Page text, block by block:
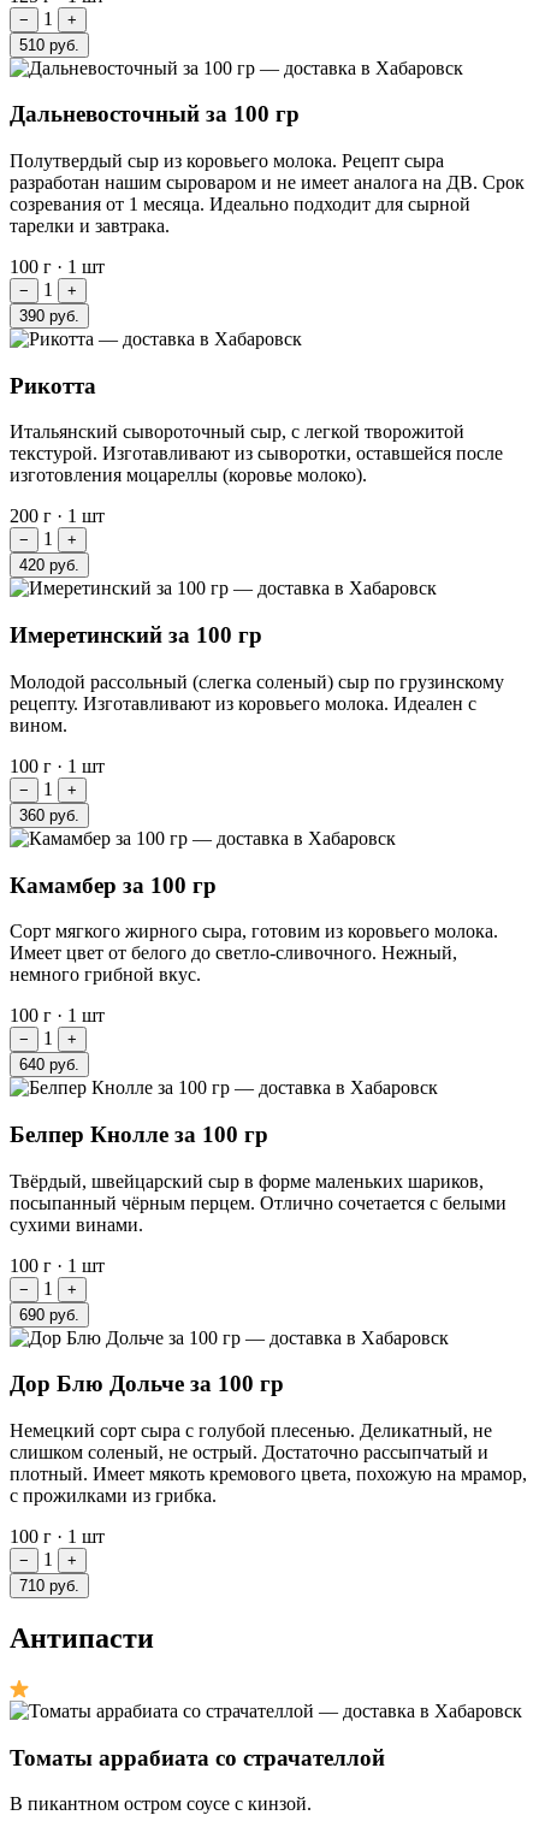
− 1
+
510 руб.
Дальневосточный за 100 гр
Полутвердый сыр из коровьего молока. Рецепт сыра
разработан нашим сыроваром и не имеет аналога на ДВ. Срок
созревания от 1 месяца. Идеально подходит для сырной
тарелки и завтрака.
100 г · 1 шт
− 1
+
390 руб.
Рикотта
Итальянский сывороточный сыр, с легкой творожитой
текстурой. Изготавливают из сыворотки, оставшейся после
изготовления моцареллы (коровье молоко).
200 г · 1 шт
− 1
+
420 руб.
Имеретинский за 100 гр
Молодой рассольный (слегка соленый) сыр по грузинскому
рецепту. Изготавливают из коровьего молока. Идеален с
вином.
100 г · 1 шт
− 1
+
360 руб.
Камамбер за 100 гр
Сорт мягкого жирного сыра, готовим из коровьего молока.
Имеет цвет от белого до светло-сливочного. Нежный,
немного грибной вкус.
100 г · 1 шт
− 1
+
640 руб.
Белпер Кнолле за 100 гр
Твёрдый, швейцарский сыр в форме маленьких шариков,
посыпанный чёрным перцем. Отлично сочетается с белыми
сухими винами.
100 г · 1 шт
− 1
+
690 руб.
Дор Блю Дольче за 100 гр
Немецкий сорт сыра с голубой плесенью. Деликатный, не
слишком соленый, не острый. Достаточно рассыпчатый и
плотный. Имеет мякоть кремового цвета, похожую на мрамор,
с прожилками из грибка.
100 г · 1 шт
− 1
+
710 руб.
Антипасти
Томаты аррабиата со страчателлой
В пикантном остром соусе с кинзой.